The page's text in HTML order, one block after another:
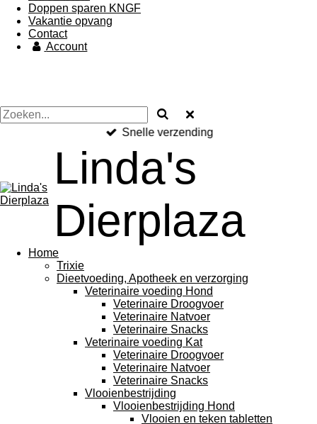
Doppen sparen KNGF
Vakantie opvang
Contact
Account
Snelle verzending
Linda's
Dierplaza
Home
Trixie
Dieetvoeding, Apotheek en verzorging
Veterinaire voeding Hond
Veterinaire Droogvoer
Veterinaire Natvoer
Veterinaire Snacks
Veterinaire voeding Kat
Veterinaire Droogvoer
Veterinaire Natvoer
Veterinaire Snacks
Vlooienbestrijding
Vlooienbestrijding Hond
Vlooien en teken tabletten